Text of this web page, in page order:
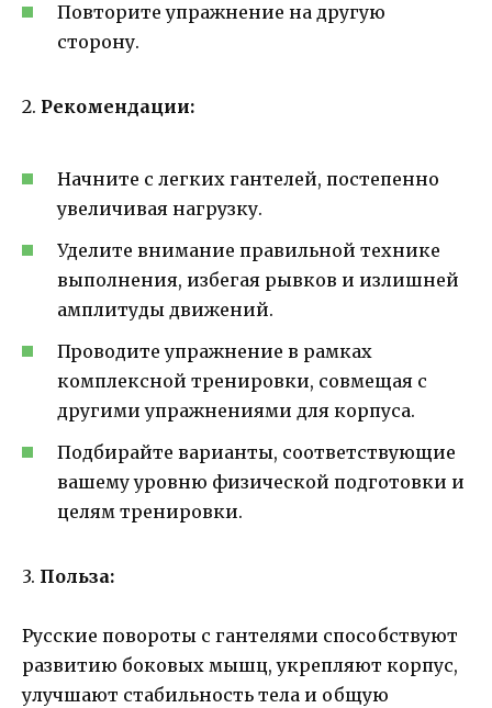
Повторите упражнение на другую
сторону.
2. Рекомендации:
Начните с легких гантелей, постепенно
увеличивая нагрузку.
Уделите внимание правильной технике
выполнения, избегая рывков и излишней
амплитуды движений.
Проводите упражнение в рамках
комплексной тренировки, совмещая с
другими упражнениями для корпуса.
Подбирайте варианты, соответствующие
вашему уровню физической подготовки и
целям тренировки.
3. Польза:
Русские повороты с гантелями способствуют
развитию боковых мышц, укрепляют корпус,
улучшают стабильность тела и общую